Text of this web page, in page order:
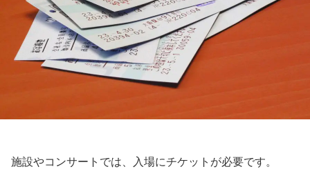
施設やコンサートでは、入場にチケットが必要です。